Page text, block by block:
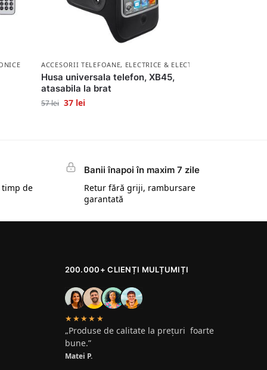
ACCESORII TELEFOANE, ELECTRICE & ELECTRONICE
Husa universala telefon, XB45,
atasabila la brat
57lei 37 lei
timp de
Banii înapoi în maxim 7 zile
Retur fără griji, rambursare
garantată
200.000+ CLIENȚI MULȚUMIȚI
★★★★★
„Produse de calitate la prețuri foarte
bune.”
Matei P.